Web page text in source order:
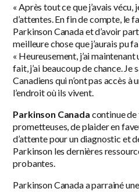
« Après tout ce que j’avais vécu,
d’attentes. En fin de compte, le
Parkinson Canada et d’avoir
meilleure chose que j’aurais pu
« Heureusement, j’ai maintenant
fait, j’ai beaucoup de chance. Je
Canadiens qui n’ont pas accès à
l’endroit où ils vivent.
Parkinson Canada continue de
prometteuses, de plaider en
d’attente pour un diagnostic et
Parkinson les dernières
probantes.
Parkinson Canada a parrainé